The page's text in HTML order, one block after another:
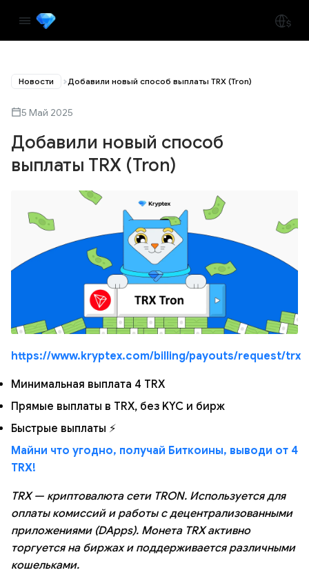
Новости Добавили новый способ выплаты TRX (Tron)
5 Май 2025
Добавили новый способ
выплаты TRX (Tron)
https://www.kryptex.com/billing/payouts/request/trx
Минимальная выплата 4 TRX
Прямые выплаты в TRX, без KYC и бирж
Быстрые выплаты ⚡
Майни что угодно, получай Биткоины, выводи от 4
TRX!
TRX — криптовалюта сети TRON. Используется для
оплаты комиссий и работы с децентрализованными
приложениями (DApps). Монета TRX активно
торгуется на биржах и поддерживается различными
кошельками.